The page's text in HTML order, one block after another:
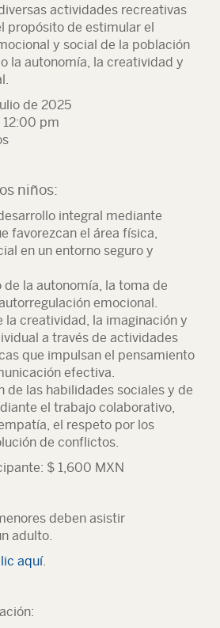
actividades recreativas
propósito de estimular el
y social de la población
la autonomía, la creatividad y
de 2025
pm
niños:
integral mediante
favorezcan el área física,
en un entorno seguro y
la autonomía, la toma de
emocional.
la creatividad, la imaginación y
a través de actividades
que impulsan el pensamiento
efectiva.
de las habilidades sociales y de
el trabajo colaborativo,
el respeto por los
de conflictos.
$ 1,600 MXN
deben asistir
adulto.
aquí.